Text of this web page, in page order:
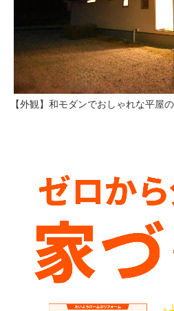
【外観】和モダンでおしゃれな平屋の